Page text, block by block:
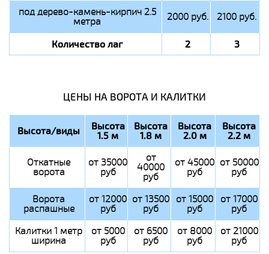
под дерево-камень-кирпич 2.5
метра 2000 руб. 2100 руб.
Количество лаг 2 3
ЦЕНЫ НА ВОРОТА И КАЛИТКИ
Высота/виды Высота
1.5 м
Высота
1.8 м
Высота
2.0 м
Высота
2.2 м
Откатные
ворота
от 35000
руб
от
40000
руб
от 45000
руб
от 50000
руб
Ворота
распашные
от 12000
руб
от 13500
руб
от 15000
руб
от 17000
руб
Калитки 1 метр
ширина
от 5000
руб
от 6500
руб
от 8000
руб
от 21000
руб